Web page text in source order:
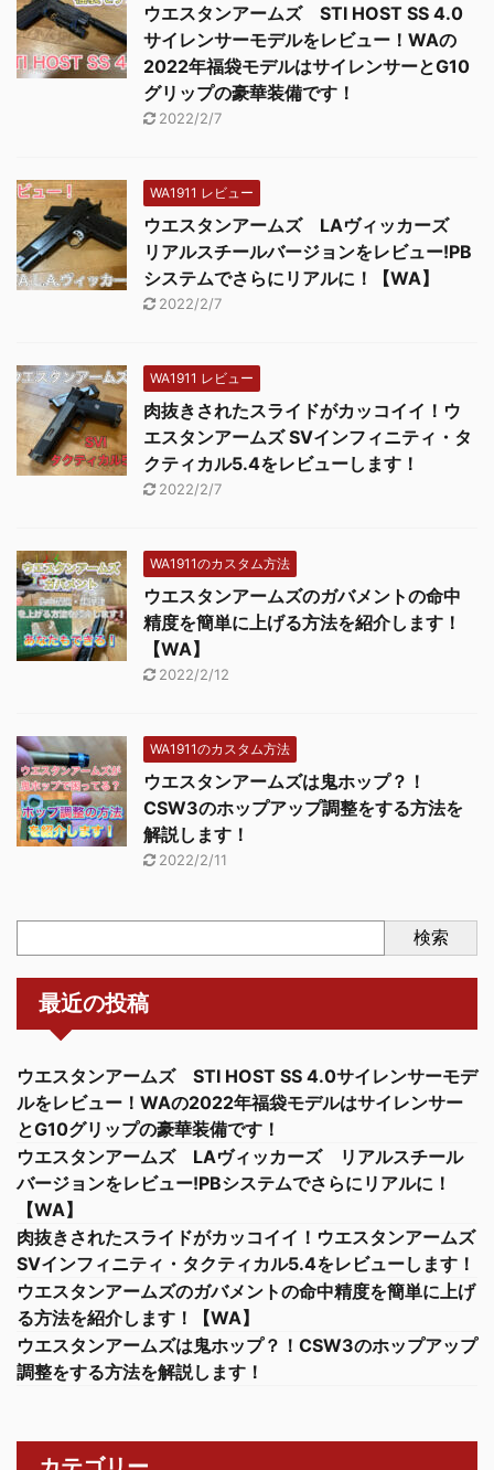
ウエスタンアームズ STI HOST SS 4.0
サイレンサーモデルをレビュー！WAの
2022年福袋モデルはサイレンサーとG10
グリップの豪華装備です！
2022/2/7
WA1911 レビュー
ウエスタンアームズ LAヴィッカーズ
リアルスチールバージョンをレビュー!PB
システムでさらにリアルに！【WA】
2022/2/7
WA1911 レビュー
肉抜きされたスライドがカッコイイ！ウ
エスタンアームズ SVインフィニティ・タ
クティカル5.4をレビューします！
2022/2/7
WA1911のカスタム方法
ウエスタンアームズのガバメントの命中
精度を簡単に上げる方法を紹介します！
【WA】
2022/2/12
WA1911のカスタム方法
ウエスタンアームズは鬼ホップ？！
CSW3のホップアップ調整をする方法を
解説します！
2022/2/11
検索
最近の投稿
ウエスタンアームズ STI HOST SS 4.0サイレンサーモデ
ルをレビュー！WAの2022年福袋モデルはサイレンサー
とG10グリップの豪華装備です！
ウエスタンアームズ LAヴィッカーズ リアルスチール
バージョンをレビュー!PBシステムでさらにリアルに！
【WA】
肉抜きされたスライドがカッコイイ！ウエスタンアームズ
SVインフィニティ・タクティカル5.4をレビューします！
ウエスタンアームズのガバメントの命中精度を簡単に上げ
る方法を紹介します！【WA】
ウエスタンアームズは鬼ホップ？！CSW3のホップアップ
調整をする方法を解説します！